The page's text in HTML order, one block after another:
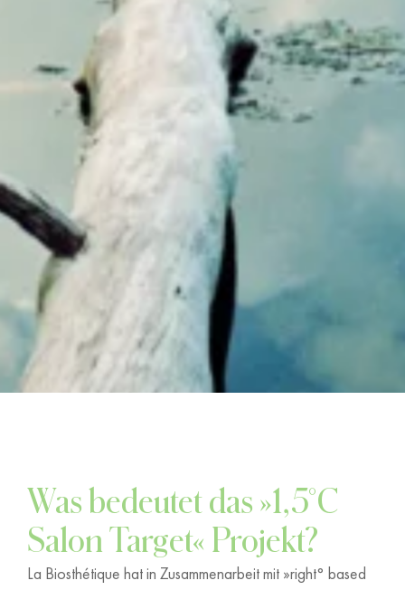
Was bedeutet das »1,5°C
Salon Target« Projekt?
La Biosthétique hat in Zusammenarbeit mit »right° based